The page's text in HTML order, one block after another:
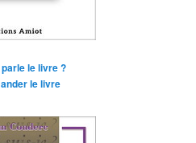
parle le livre ?
le livre